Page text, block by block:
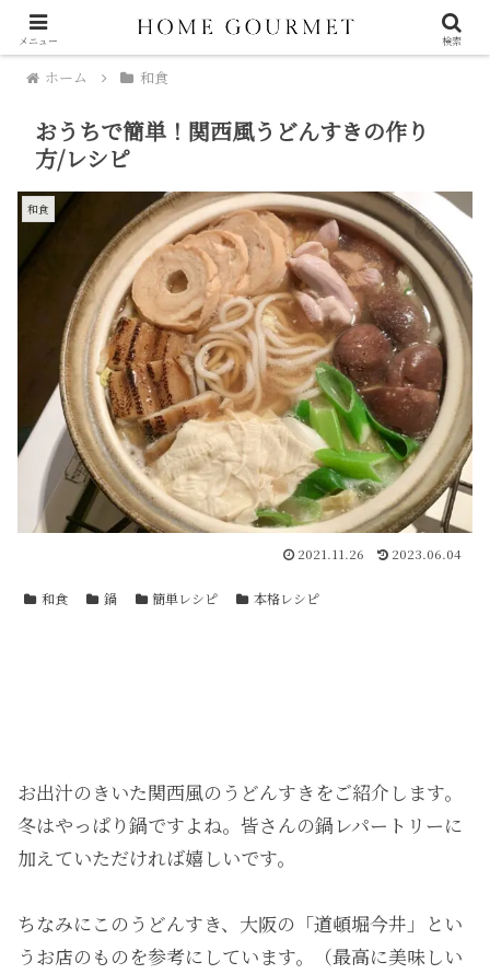
ホーム 和食
おうちで簡単！関西風うどんすきの作り
方/レシピ
和食
2021.11.26 2023.06.04
和食 鍋 簡単レシピ 本格レシピ
お出汁のきいた関西風のうどんすきをご紹介します。
冬はやっぱり鍋ですよね。皆さんの鍋レパートリーに
加えていただければ嬉しいです。
ちなみにこのうどんすき、大阪の「道頓堀今井」とい
うお店のものを参考にしています。（最高に美味しい
メニュー 検索